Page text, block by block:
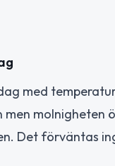
med
men molnigheten
Det förväntas